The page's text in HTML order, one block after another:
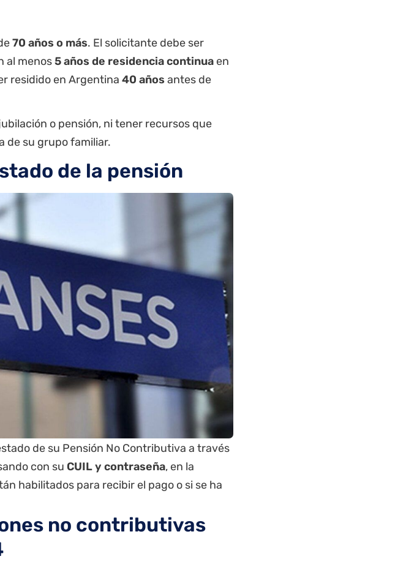
70 años o más. El solicitante debe ser
al menos5 años de residencia continua en
residido en Argentina 40 años antes de
o pensión, ni tener recursos que
de su grupo familiar.
de la pensión
de su Pensión No Contributiva a través
con su CUIL y contraseña, en la
habilitados para recibir el pago o si se ha
no contributivas